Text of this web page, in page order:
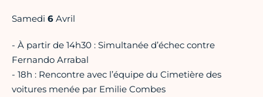
Samedi 6 Avril
- À partir de 14h30 : Simultanée d’échec contre
Fernando Arrabal
- 18h : Rencontre avec l’équipe du Cimetière des
voitures menée par Emilie Combes